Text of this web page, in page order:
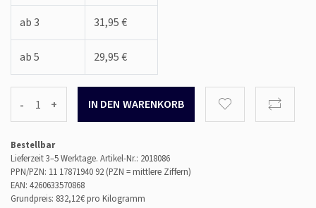
ab 3 31,95 €
ab 5 29,95 €
- +
Bestellbar
Lieferzeit 3–5 Werktage. Artikel-Nr.: 2018086
PPN/PZN: 11 17871940 92 (PZN = mittlere Ziffern)
EAN: 4260633570868
Grundpreis: 832,12 €pro Kilogramm